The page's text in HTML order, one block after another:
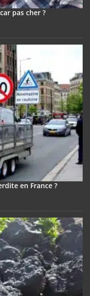
pas cher ?
en France ?